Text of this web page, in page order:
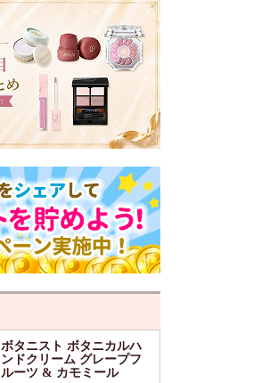
ボタニスト ボタニカルハ
ンドクリーム グレープフ
ルーツ & カモミール